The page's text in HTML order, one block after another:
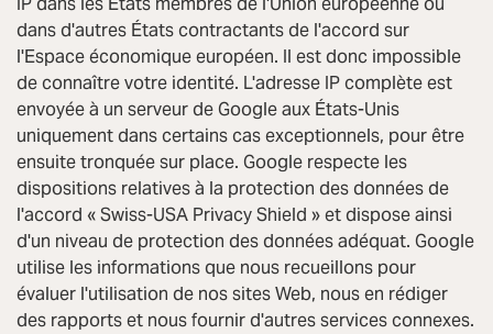
dans d'autres États contractants de l'accord sur
l'Espace économique européen. Il est donc impossible
de connaître votre identité. L'adresse IP complète est
envoyée à un serveur de Google aux États-Unis
uniquement dans certains cas exceptionnels, pour être
ensuite tronquée sur place. Google respecte les
dispositions relatives à la protection des données de
l'accord « Swiss-USA Privacy Shield » et dispose ainsi
d'un niveau de protection des données adéquat. Google
utilise les informations que nous recueillons pour
évaluer l'utilisation de nos sites Web, nous en rédiger
des rapports et nous fournir d'autres services connexes.